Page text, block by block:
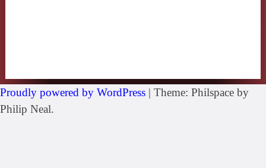
Proudly powered by WordPress | Theme: Philspace by
Philip Neal.